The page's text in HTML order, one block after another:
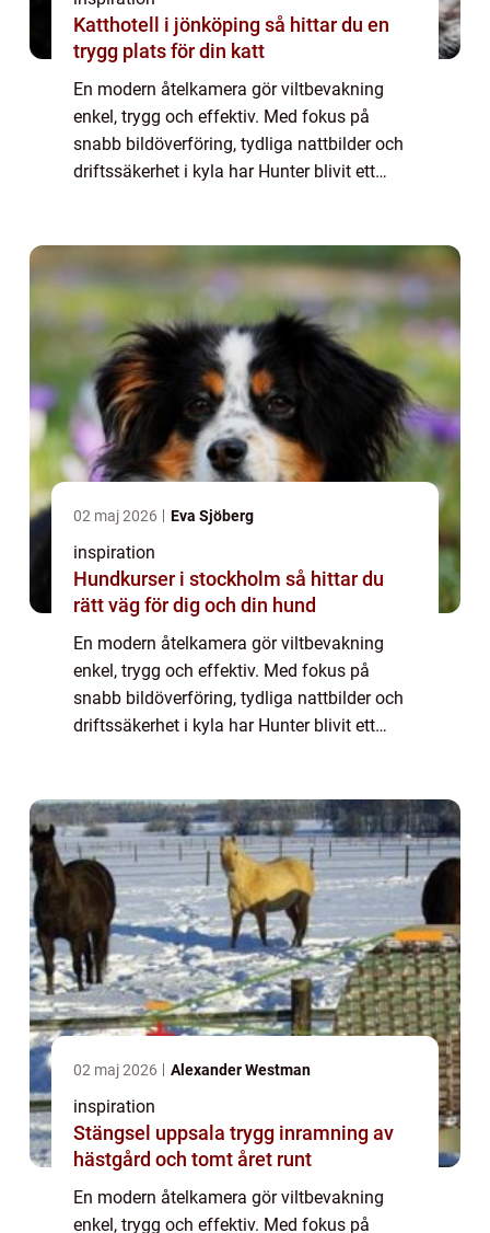
Katthotell i jönköping så hittar du en
trygg plats för din katt
En modern åtelkamera gör viltbevakning
enkel, trygg och effektiv. Med fokus på
snabb bildöverföring, tydliga nattbilder och
driftssäkerhet i kyla har Hunter blivit ett
02 maj 2026 Eva Sjöberg
inspiration
Hundkurser i stockholm så hittar du
rätt väg för dig och din hund
En modern åtelkamera gör viltbevakning
enkel, trygg och effektiv. Med fokus på
snabb bildöverföring, tydliga nattbilder och
driftssäkerhet i kyla har Hunter blivit ett
02 maj 2026 Alexander Westman
inspiration
Stängsel uppsala trygg inramning av
hästgård och tomt året runt
En modern åtelkamera gör viltbevakning
enkel, trygg och effektiv. Med fokus på